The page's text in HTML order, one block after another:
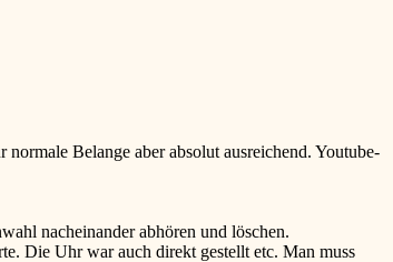
Belange aber absolut ausreichend. Youtube-
nacheinander abhören und löschen.
Die Uhr war auch direkt gestellt etc. Man muss